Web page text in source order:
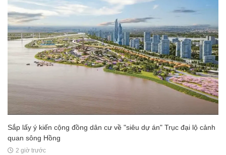
Sắp lấy ý kiến cộng đồng dân cư về "siêu dự án" Trục đại lộ cảnh
quan sông Hồng
2 giờ trước